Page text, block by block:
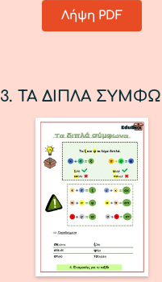
Λήψη PDF
3. ΤΑ ΔΙΠΛΑ